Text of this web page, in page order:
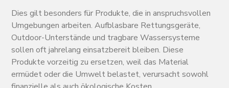
Dies gilt besonders für Produkte, die in anspruchsvollen
Umgebungen arbeiten. Aufblasbare Rettungsgeräte,
Outdoor-Unterstände und tragbare Wassersysteme
sollen oft jahrelang einsatzbereit bleiben. Diese
Produkte vorzeitig zu ersetzen, weil das Material
ermüdet oder die Umwelt belastet, verursacht sowohl